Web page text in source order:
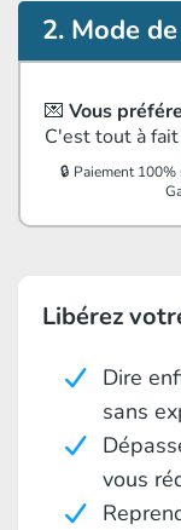
2. Mode
💌 Vous
C'est tout à
🔒 Paiement
Libérez
Dire
sans
vous